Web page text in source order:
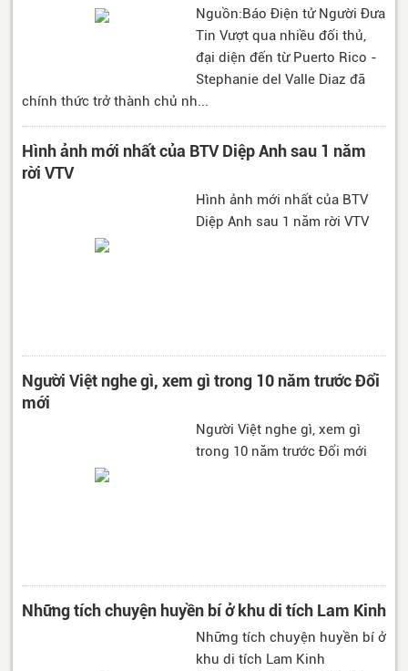
Nguồn:Báo Điện tử Người Đưa
Tin Vượt qua nhiều đối thủ,
đại diện đến từ Puerto Rico -
Stephanie del Valle Diaz đã
chính thức trở thành chủ nh...
Hình ảnh mới nhất của BTV Diệp Anh sau 1 năm
rời VTV
Hình ảnh mới nhất của BTV
Diệp Anh sau 1 năm rời VTV
Người Việt nghe gì, xem gì trong 10 năm trước Đổi
mới
Người Việt nghe gì, xem gì
trong 10 năm trước Đổi mới
Những tích chuyện huyền bí ở khu di tích Lam Kinh
Những tích chuyện huyền bí ở
khu di tích Lam Kinh